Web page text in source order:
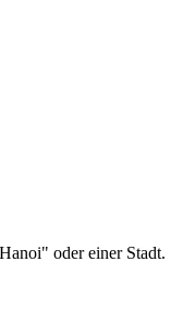
oder einer Stadt.